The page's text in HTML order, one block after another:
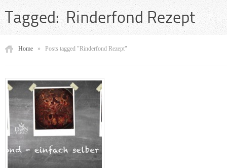
Tagged: Rinderfond Rezept
Home » Posts tagged "Rinderfond Rezept"